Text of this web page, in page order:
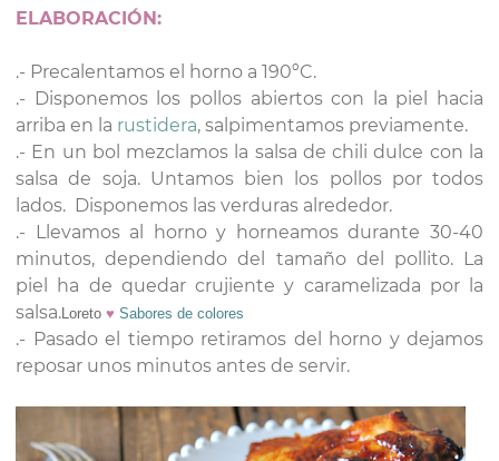
ELABORACIÓN:
.- Precalentamos el horno a 190ºC.
.- Disponemos los pollos abiertos con la piel hacia
arriba en la rustidera, salpimentamos previamente.
.- En un bol mezclamos la salsa de chili dulce con la
salsa de soja. Untamos bien los pollos por todos
lados. Disponemos las verduras alrededor.
.- Llevamos al horno y horneamos durante 30-40
minutos, dependiendo del tamaño del pollito. La
piel ha de quedar crujiente y caramelizada por la
salsa.Loreto ♥ Sabores de colores
.- Pasado el tiempo retiramos del horno y dejamos
reposar unos minutos antes de servir.